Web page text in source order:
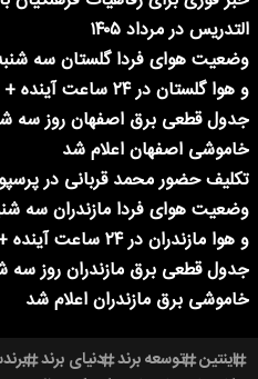
التدریس در مرداد ۱۴۰۵
و هوا گلستان در ۲۴ ساعت آینده + هواشناسی گلستان
خاموشی اصفهان اعلام شد
تکلیف حضور محمد قربانی در
و هوا مازندران در ۲۴ ساعت آینده + هواشناسی مازندران
خاموشی برق مازندران اعلام شد
اینتین توسعه برند دنیای برند